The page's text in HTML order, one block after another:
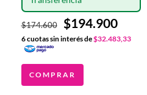
$174.600 $194.900
6cuotas sin interés de$32.483,33
COMPRAR